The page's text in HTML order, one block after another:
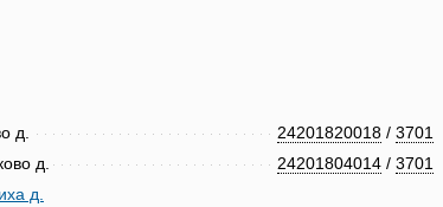
24201820018 / 3701
д.
24201804014 / 3701
д.
д.